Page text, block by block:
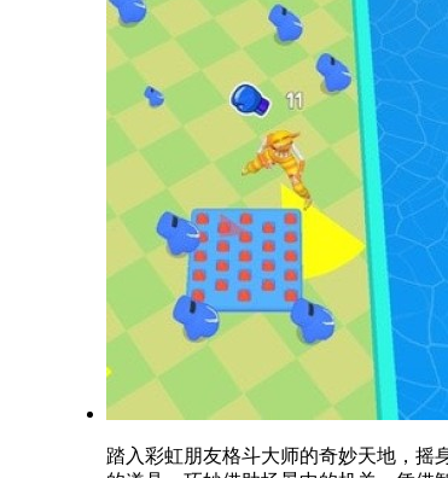
踏入彩虹朋友格斗大师的奇妙天地，摇